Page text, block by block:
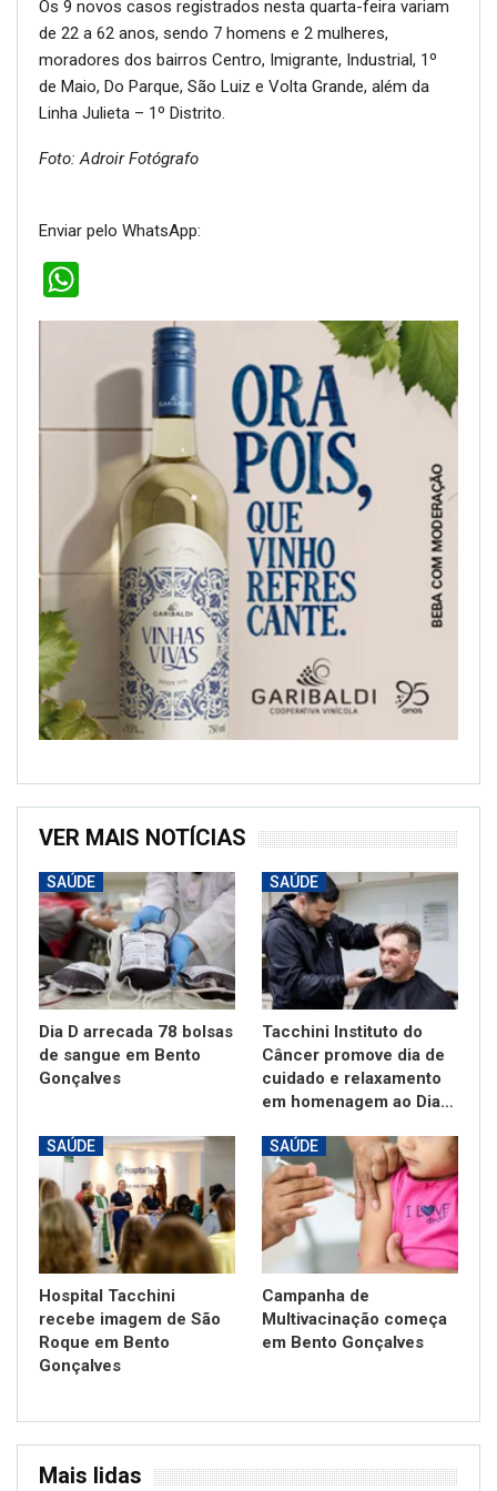
Os 9 novos casos registrados nesta quarta-feira variam
de 22 a 62 anos, sendo 7 homens e 2 mulheres,
moradores dos bairros Centro, Imigrante, Industrial, 1º
de Maio, Do Parque, São Luiz e Volta Grande, além da
Linha Julieta – 1º Distrito.
Foto: Adroir Fotógrafo
Enviar pelo WhatsApp:
VER MAIS NOTÍCIAS
SAÚDE
Dia D arrecada 78 bolsas
de sangue em Bento
Gonçalves
SAÚDE
Tacchini Instituto do
Câncer promove dia de
cuidado e relaxamento
em homenagem ao Dia…
SAÚDE
Hospital Tacchini
recebe imagem de São
Roque em Bento
Gonçalves
SAÚDE
Campanha de
Multivacinação começa
em Bento Gonçalves
Mais lidas